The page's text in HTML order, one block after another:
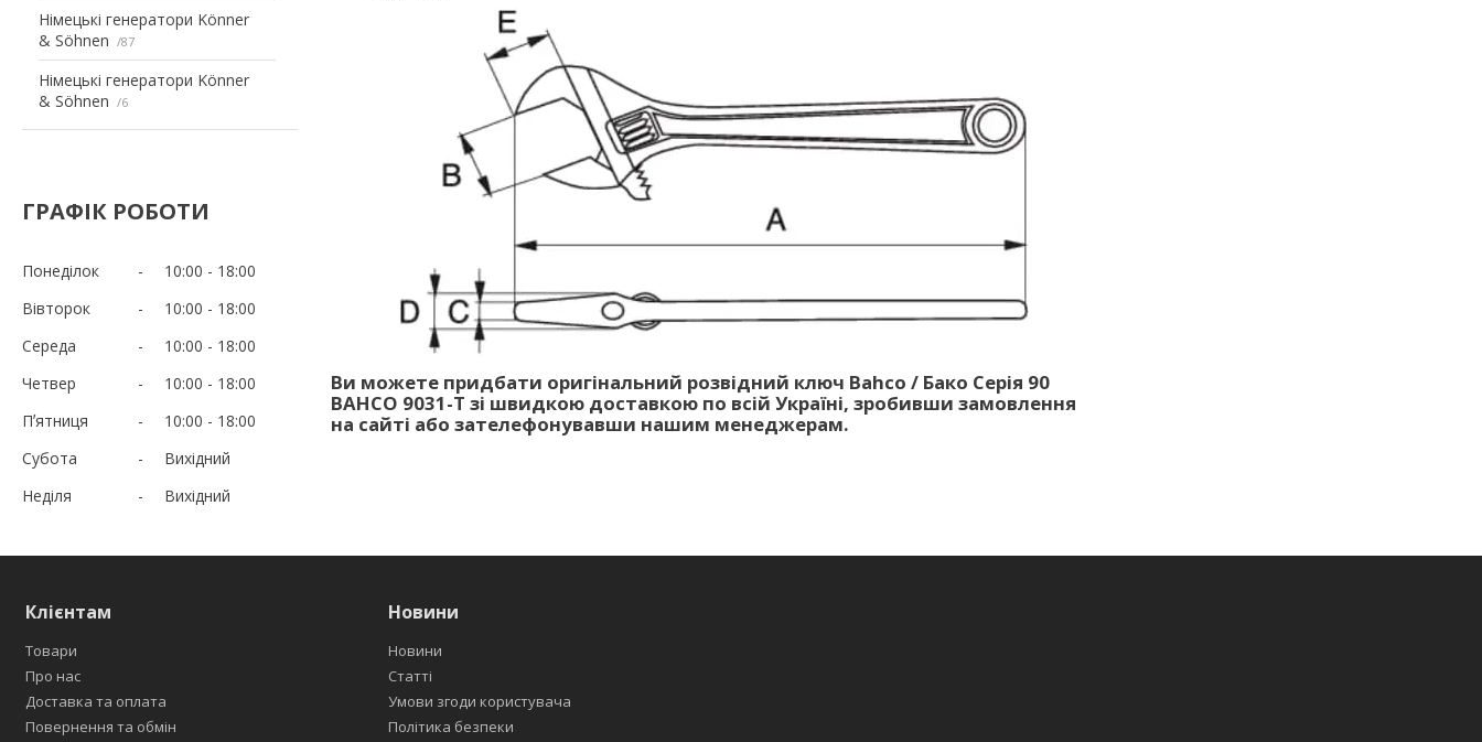
Німецькі генератори Könner
& Söhnen
87
Німецькі генератори Könner
& Söhnen
6
ГРАФІК РОБОТИ
Понеділок 10:00
18:00
Вівторок
10:00
18:00
Середа
10:00
18:00
Четвер
10:00
18:00
Пʼятниця
10:00
18:00
Субота
Вихідний
Неділя
Вихідний
Ви можете придбати оригінальний розвідний ключ Bahco / Бако Серія 90
BAHCO 9031-T зі швидкою доставкою по всій Україні, зробивши замовлення
на сайті або зателефонувавши нашим менеджерам.
Клієнтам
Товари
Про нас
Доставка та оплата
Повернення та обмін
Новини
Новини
Статті
Умови згоди користувача
Політика безпеки